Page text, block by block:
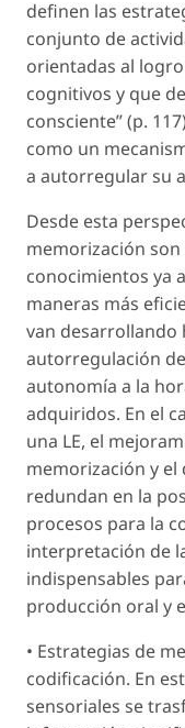
definen las
conjunto de
orientadas al
cognitivos y que
consciente” (p.
como un
a autorregular su
Desde esta
memorización
conocimientos ya
maneras más
van desarrollando
autorregulación
autonomía a la
adquiridos. En el
una LE, el
memorización y
redundan en la
procesos para la
interpretación de
indispensables
producción oral y
• Estrategias de
codificación. En
sensoriales se